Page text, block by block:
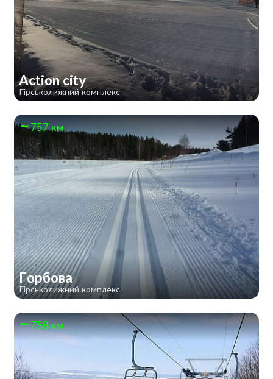
Action city
Гірськолижний комплекс
757 км
Горбова
Гірськолижний комплекс
758 км